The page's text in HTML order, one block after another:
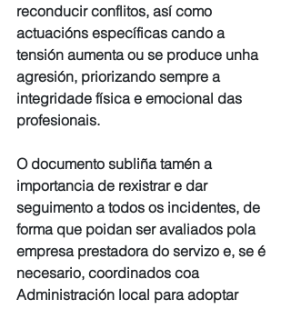
reconducir conflitos, así como
actuacións específicas cando a
tensión aumenta ou se produce unha
agresión, priorizando sempre a
integridade física e emocional das
profesionais.
O documento subliña tamén a
importancia de rexistrar e dar
seguimento a todos os incidentes, de
forma que poidan ser avaliados pola
empresa prestadora do servizo e, se é
necesario, coordinados coa
Administración local para adoptar